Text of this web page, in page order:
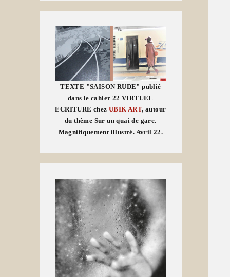
TEXTE "SAISON RUDE" publié
dans le cahier 22 VIRTUEL
ECRITURE chez UBIK ART, autour
du thème Sur un quai de gare.
Magnifiquement illustré. Avril 22.